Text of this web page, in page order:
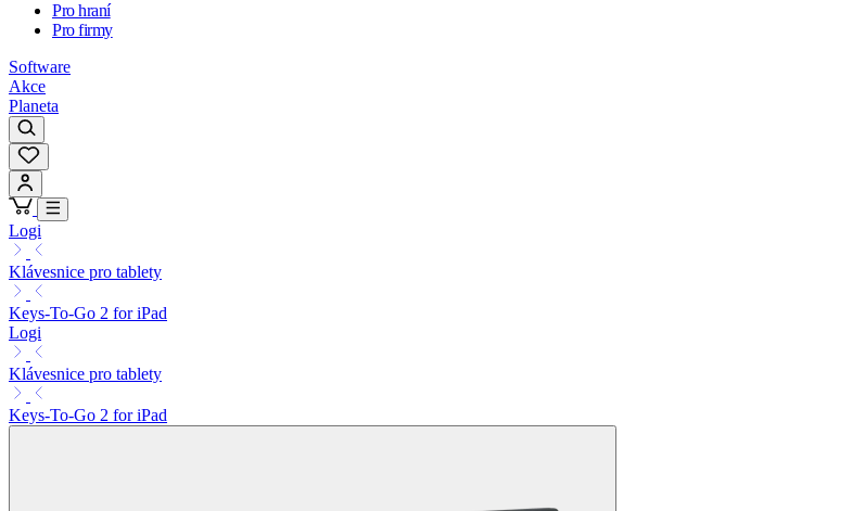
Pro hraní
Pro firmy
Software
Akce
Planeta
Logi
Klávesnice pro tablety
Keys-To-Go 2 for iPad
Logi
Klávesnice pro tablety
Keys-To-Go 2 for iPad